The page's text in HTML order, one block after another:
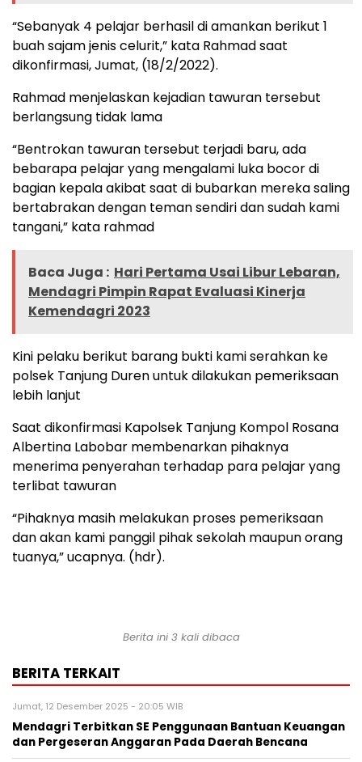
“Sebanyak 4 pelajar berhasil di amankan berikut 1
buah sajam jenis celurit,” kata Rahmad saat
dikonfirmasi, Jumat, (18/2/2022).
Rahmad menjelaskan kejadian tawuran tersebut
berlangsung tidak lama
“Bentrokan tawuran tersebut terjadi baru, ada
bebarapa pelajar yang mengalami luka bocor di
bagian kepala akibat saat di bubarkan mereka saling
bertabrakan dengan teman sendiri dan sudah kami
tangani,” kata rahmad
Baca Juga : Hari Pertama Usai Libur Lebaran,
Mendagri Pimpin Rapat Evaluasi Kinerja
Kemendagri 2023
Kini pelaku berikut barang bukti kami serahkan ke
polsek Tanjung Duren untuk dilakukan pemeriksaan
lebih lanjut
Saat dikonfirmasi Kapolsek Tanjung Kompol Rosana
Albertina Labobar membenarkan pihaknya
menerima penyerahan terhadap para pelajar yang
terlibat tawuran
“Pihaknya masih melakukan proses pemeriksaan
dan akan kami panggil pihak sekolah maupun orang
tuanya,” ucapnya. (hdr).
Berita ini 3 kali dibaca
BERITA TERKAIT
Jumat, 12 Desember 2025 - 20:05 WIB
Mendagri Terbitkan SE Penggunaan Bantuan Keuangan
dan Pergeseran Anggaran Pada Daerah Bencana